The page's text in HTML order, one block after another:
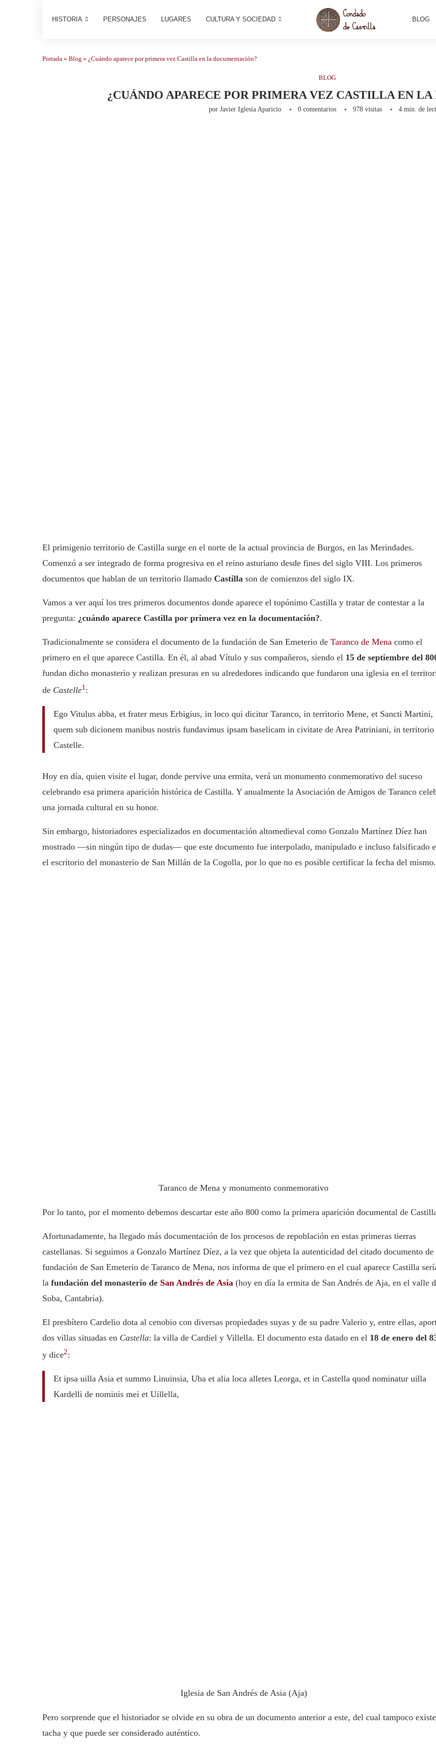
HISTORIA PERSONAJES LUGARES CULTURA Y SOCIEDAD BLOG
Portada » Blog » ¿Cuándo aparece por primera vez Castilla en la documentación?
BLOG
¿CUÁNDO APARECE POR PRIMERA VEZ CASTILLA EN
por Javier Iglesia Aparicio 0 comentarios 978 visitas 4 min. de
El primigenio territorio de Castilla surge en el norte de la actual provincia de Burgos, en las Merindades.
Comenzó a ser integrado de forma progresiva en el reino asturiano desde fines del siglo VIII. Los primeros
documentos que hablan de un territorio llamado Castilla son de comienzos del siglo IX.
Vamos a ver aquí los tres primeros documentos donde aparece el topónimo Castilla y tratar de contestar a la
pregunta: ¿cuándo aparece Castilla por primera vez en la documentación?.
Tradicionalmente se considera el documento de la fundación de San Emeterio de Taranco de Mena como el
primero en el que aparece Castilla. En él, al abad Vítulo y sus compañeros, siendo el 15 de septiembre del
fundan dicho monasterio y realizan presuras en su alrededores indicando que fundaron una iglesia en el
de Castelle1 :
Ego Vitulus abba, et frater meus Erbigius, in loco qui dicitur Taranco, in territorio Mene, et Sancti Martini,
quem sub dicionem manibus nostris fundavimus ipsam baselicam in civitate de Area Patriniani, in territorio
Castelle.
Hoy en día, quien visite el lugar, donde pervive una ermita, verá un monumento conmemorativo del suceso
celebrando esa primera aparición histórica de Castilla. Y anualmente la Asociación de Amigos de Taranco
una jornada cultural en su honor.
Sin embargo, historiadores especializados en documentación altomedieval como Gonzalo Martínez Díez han
mostrado —sin ningún tipo de dudas— que este documento fue interpolado, manipulado e incluso falsificado
el escritorio del monasterio de San Millán de la Cogolla, por lo que no es posible certificar la fecha del mismo.
Taranco de Mena y monumento conmemorativo
Por lo tanto, por el momento debemos descartar este año 800 como la primera aparición documental de
Afortunadamente, ha llegado más documentación de los procesos de repoblación en estas primeras tierras
castellanas. Si seguimos a Gonzalo Martínez Díez, a la vez que objeta la autenticidad del citado documento de
fundación de San Emeterio de Taranco de Mena, nos informa de que el primero en el cual aparece Castilla
la fundación del monasterio de San Andrés de Asia (hoy en día la ermita de San Andrés de Aja, en el valle
Soba, Cantabria).
El presbítero Cardelio dota al cenobio con diversas propiedades suyas y de su padre Valerio y, entre ellas,
dos villas situadas en Castella: la villa de Cardiel y Villella. El documento esta datado en el 18 de enero del
y dice2:
Et ipsa uilla Asia et summo Linuinsia, Uba et alia loca alletes Leorga, et in Castella quod nominatur uilla
Kardelli de nominis mei et Uillella,
Iglesia de San Andrés de Asia (Aja)
Pero sorprende que el historiador se olvide en su obra de un documento anterior a este, del cual tampoco existe
tacha y que puede ser considerado auténtico.